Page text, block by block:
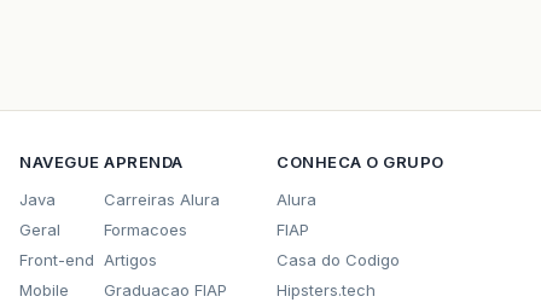
NAVEGUE
Java
Geral
Front-end
Mobile
APRENDA
Carreiras Alura
Formacoes
Artigos
Graduacao FIAP
CONHECA O GRUPO
Alura
FIAP
Casa do Codigo
Hipsters.tech